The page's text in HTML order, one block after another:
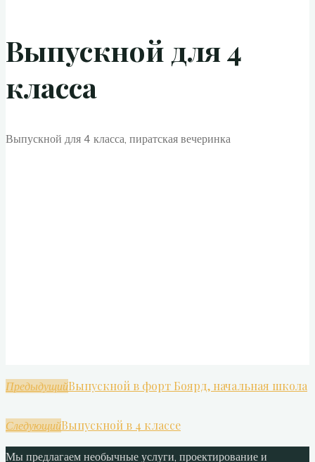
Выпускной для 4
класса
Выпускной для 4 класса, пиратская вечеринка
ПредыдущийВыпускной в форт Боярд, начальная школа
СледующийВыпускной в 4 классе
Мы предлагаем необычные услуги, проектирование и